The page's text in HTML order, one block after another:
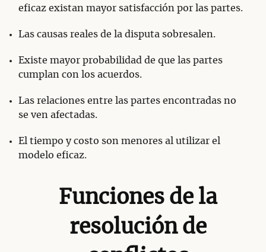
eficaz existan mayor satisfacción por las partes.
Las causas reales de la disputa sobresalen.
Existe mayor probabilidad de que las partes
cumplan con los acuerdos.
Las relaciones entre las partes encontradas no
se ven afectadas.
El tiempo y costo son menores al utilizar el
modelo eficaz.
Funciones de la
resolución de